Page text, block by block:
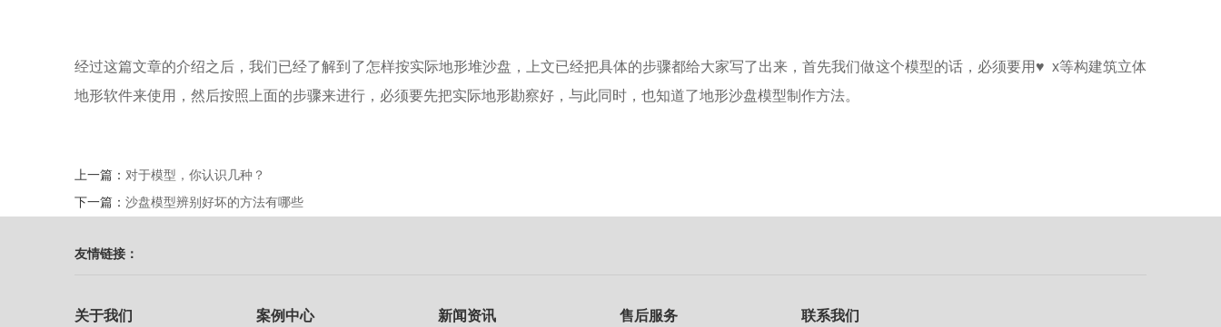
经过这篇文章的介绍之后，我们已经了解到了怎样按实际地形堆沙盘，上文已经把具体的步骤都给大家写了出来，首先我们做这个模型的话，必须要用♥ x等构建筑立体
地形软件来使用，然后按照上面的步骤来进行，必须要先把实际地形勘察好，与此同时，也知道了地形沙盘模型制作方法。
上一篇： 对于模型，你认识几种？
下一篇： 沙盘模型辨别好坏的方法有哪些
友情链接：
关于我们 案例中心 新闻资讯 售后服务 联系我们